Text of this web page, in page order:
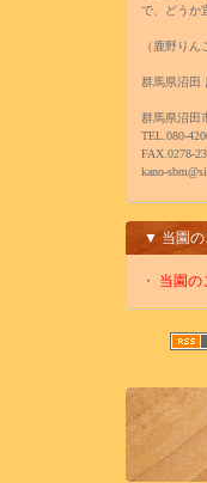
で、どうか
（鹿野りん
群馬県沼田
群馬県沼田
TEL.080-
FAX.0278-
kano-
▼ 当園の
・ 当園の